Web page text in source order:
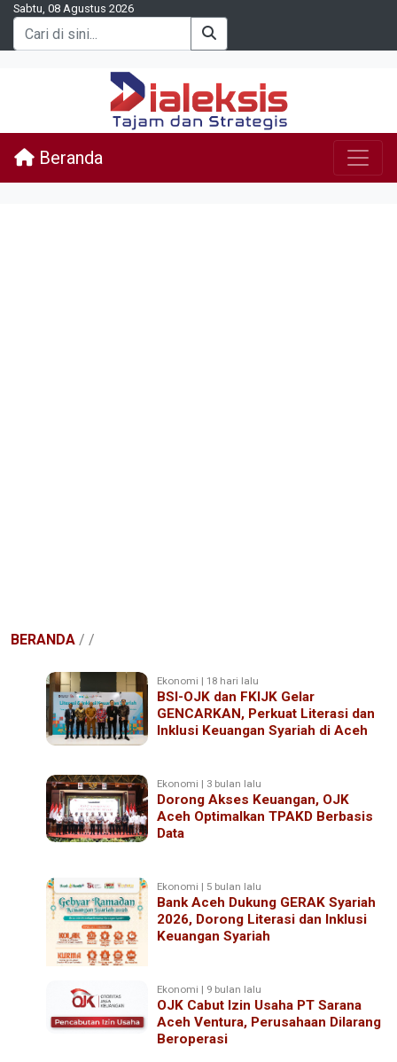
Sabtu, 08 Agustus 2026
Beranda
BERANDA / /
Ekonomi | 18 hari lalu
BSI-OJK dan FKIJK Gelar
GENCARKAN, Perkuat Literasi dan
Inklusi Keuangan Syariah di Aceh
Ekonomi | 3 bulan lalu
Dorong Akses Keuangan, OJK
Aceh Optimalkan TPAKD Berbasis
Data
Ekonomi | 5 bulan lalu
Bank Aceh Dukung GERAK Syariah
2026, Dorong Literasi dan Inklusi
Keuangan Syariah
Ekonomi | 9 bulan lalu
OJK Cabut Izin Usaha PT Sarana
Aceh Ventura, Perusahaan Dilarang
Beroperasi